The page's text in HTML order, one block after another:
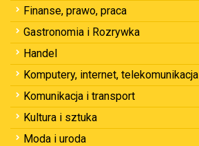
Finanse, prawo, praca
Gastronomia i Rozrywka
Handel
Komputery, internet, telekomunikacja
Komunikacja i transport
Kultura i sztuka
Moda i uroda